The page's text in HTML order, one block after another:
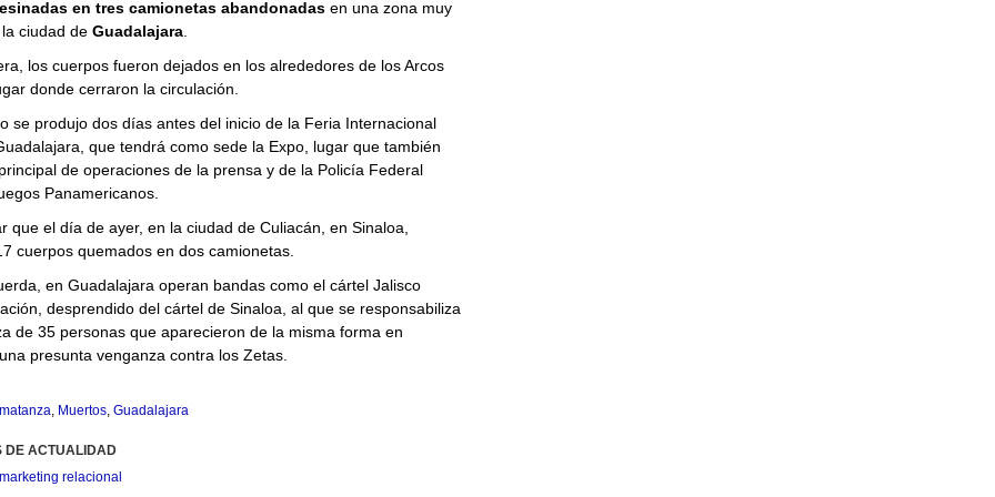
en tres camionetas abandonadasen una zona muy
ciudad deGuadalajara.
los cuerpos fueron dejados en los alrededores de los Arcos
donde cerraron la circulación.
se produjo dos días antes del inicio de la Feria Internacional
que tendrá como sede la Expo, lugar que también
de operaciones de la prensa y de la Policía Federal
Panamericanos.
que el día de ayer, en la ciudad de Culiacán, en Sinaloa,
cuerpos quemados en dos camionetas.
en Guadalajara operan bandas como el cártel Jalisco
desprendido del cártel de Sinaloa, al que se responsabiliza
de 35 personas que aparecieron de la misma forma en
presunta venganza contra los Zetas.
, Muertos, Guadalajara
DE ACTUALIDAD
relacional